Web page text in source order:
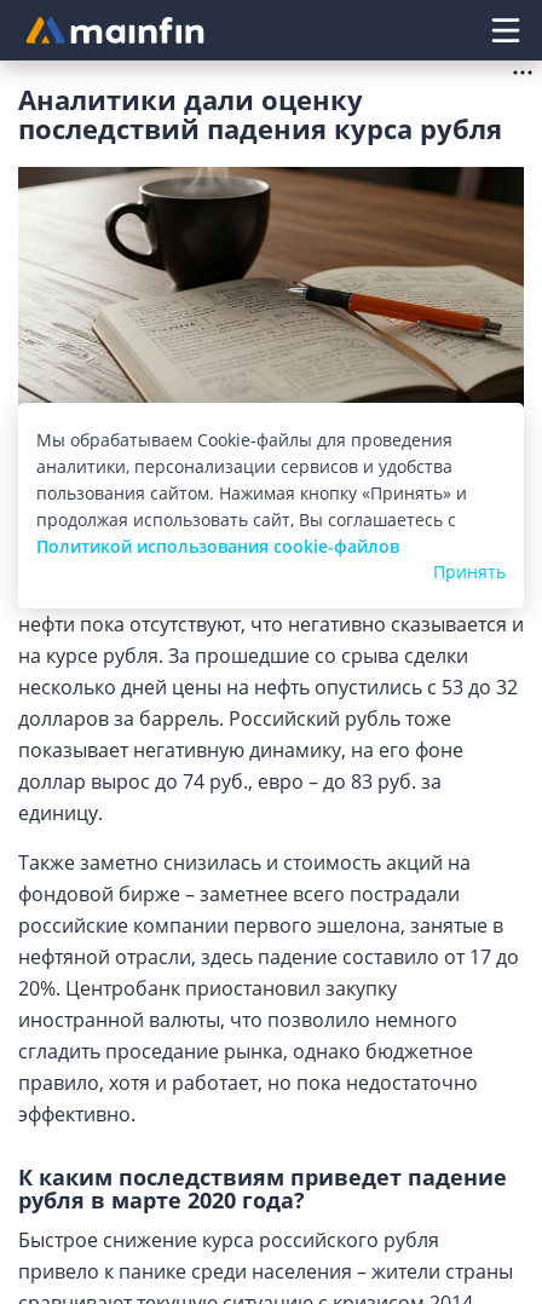
Главное меню
Аналитики дали оценку
последствий падения курса рубля
Изображение: mainfin.ru
Что сейчас происходит на рынке с рублем
и нефтью?
Ситуация на топливном рынке остается
нефти пока отсутствуют, что негативно сказывается и
на курсе рубля. За прошедшие со срыва сделки
несколько дней цены на нефть опустились с 53 до 32
долларов за баррель. Российский рубль тоже
показывает негативную динамику, на его фоне
доллар вырос до 74 руб., евро – до 83 руб. за
единицу.
Также заметно снизилась и стоимость акций на
фондовой бирже – заметнее всего пострадали
российские компании первого эшелона, занятые в
нефтяной отрасли, здесь падение составило от 17 до
20%. Центробанк приостановил закупку
иностранной валюты, что позволило немного
сгладить проседание рынка, однако бюджетное
правило, хотя и работает, но пока недостаточно
эффективно.
К каким последствиям приведет падение
рубля в марте 2020 года?
Быстрое снижение курса российского рубля
привело к панике среди населения – жители страны
Мы обрабатываем Cookie-файлы для проведения
аналитики, персонализации сервисов и удобства
пользования сайтом. Нажимая кнопку «Принять» и
продолжая использовать сайт, Вы соглашаетесь с
Политикой использования cookie-файлов
Принять